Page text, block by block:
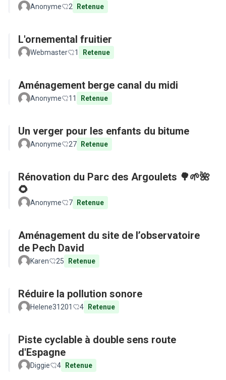
Anonyme 2 Retenue
L'ornemental fruitier
Webmaster 1 Retenue
Aménagement berge canal du midi
Anonyme 11 Retenue
Un verger pour les enfants du bitume
Anonyme 27 Retenue
Rénovation du Parc des Argoulets 🌳🌱🌺
🌻
Anonyme 7 Retenue
Aménagement du site de l’observatoire
de Pech David
Karen 25 Retenue
Réduire la pollution sonore
Helene31201 4 Retenue
Piste cyclable à double sens route
d'Espagne
Diggie 4 Retenue